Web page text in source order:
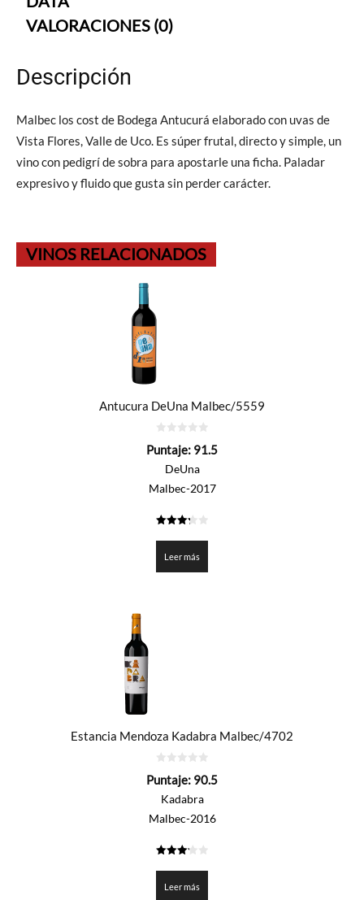
VALORACIONES (0)
Descripción
Malbec los cost de Bodega Antucurá elaborado con uvas de
Vista Flores, Valle de Uco. Es súper frutal, directo y simple, un
vino con pedigrí de sobra para apostarle una ficha. Paladar
expresivo y fluido que gusta sin perder carácter.
VINOS RELACIONADOS
Antucura DeUna Malbec/5559
de
Puntaje: 91.5
DeUna
Malbec-2017
Leer más
Estancia Mendoza Kadabra Malbec/4702
de
Puntaje: 90.5
Kadabra
Malbec-2016
Leer más